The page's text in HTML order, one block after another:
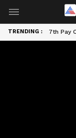
TRENDING : 7th Pay